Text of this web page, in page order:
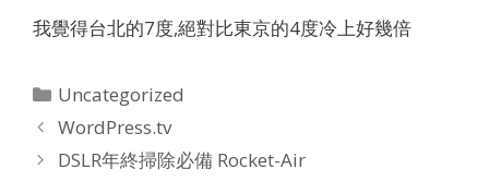
我覺得台北的7度,絕對比東京的4度冷上好幾倍
Categories
Uncategorized
WordPress.tv
DSLR年終掃除必備 Rocket-Air